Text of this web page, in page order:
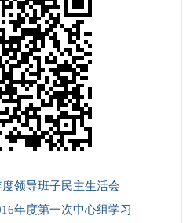
领导班子民主生活会
年度第一次中心组学习